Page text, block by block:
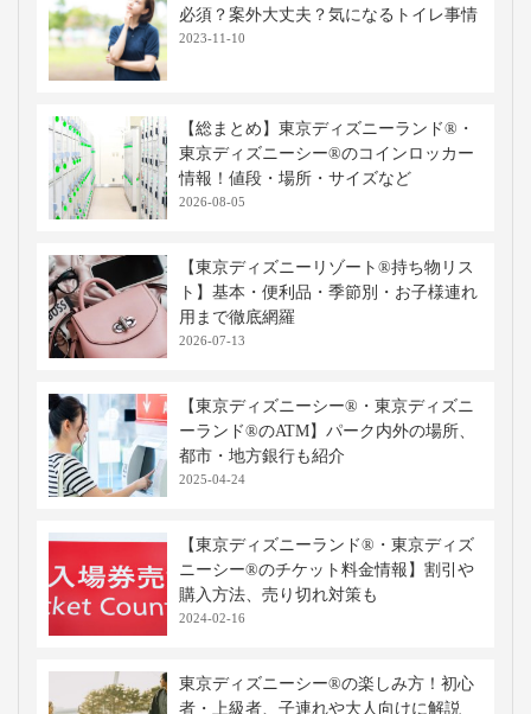
必須？案外大丈夫？気になるトイレ事情
2023-11-10
【総まとめ】東京ディズニーランド®・
東京ディズニーシー®のコインロッカー
情報！値段・場所・サイズなど
2026-08-05
【東京ディズニーリゾート®持ち物リス
ト】基本・便利品・季節別・お子様連れ
用まで徹底網羅
2026-07-13
【東京ディズニーシー®・東京ディズニ
ーランド®のATM】パーク内外の場所、
都市・地方銀行も紹介
2025-04-24
【東京ディズニーランド®・東京ディズ
ニーシー®のチケット料金情報】割引や
購入方法、売り切れ対策も
2024-02-16
東京ディズニーシー®の楽しみ方！初心
者・上級者、子連れや大人向けに解説